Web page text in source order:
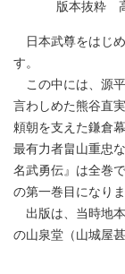
版本抜粋
日本武尊をはじ
す。
この中には、源
言わしめた熊谷直
頼朝を支えた鎌倉
最有力者畠山重忠
名武勇伝』は全巻
の第一巻目になりま
出版は、当時地本
の山泉堂（山城屋